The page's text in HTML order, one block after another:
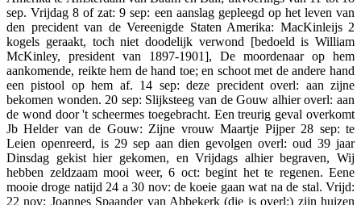
sep. Vrijdag 8 of zat: 9 sep: een aanslag gepleegd op het leven van
den precident van de Vereenigde Staten Amerika: MacKinleijs 2
kogels geraakt, toch niet doodelijk verwond [bedoeld is William
McKinley, president van 1897-1901], De moordenaar op hem
aankomende, reikte hem de hand toe; en schoot met de andere hand
een pistool op hem af. 14 sep: deze precident overl: aan zijne
bekomen wonden. 20 sep: Slijksteeg van de Gouw alhier overl: aan
de wond door 't scheermes toegebracht. Een treurig geval overkomt
Jb Helder van de Gouw: Zijne vrouw Maartje Pijper 28 sep: te
Leien openreerd, is 29 sep aan dien gevolgen overl: oud 39 jaar
Dinsdag gekist hier gekomen, en Vrijdags alhier begraven, Wij
hebben zeldzaam mooi weer, 6 oct: begint het te regenen. Eene
mooie droge natijd 24 a 30 nov: de koeie gaan wat na de stal. Vrijd:
22 nov: Joannes Spaander van Abbekerk (die is overl:) zijn huizen